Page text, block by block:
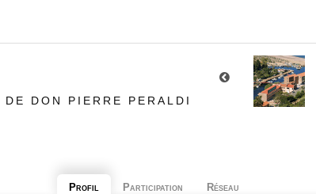
DON PIERRE PERALDI
Profil Participation Réseau